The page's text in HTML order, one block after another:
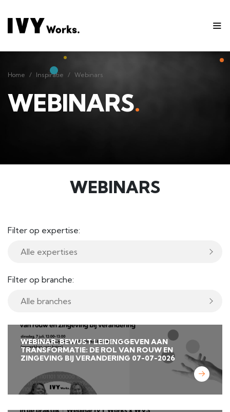
Home Inspiratie Webinars
WEBINARS.
WEBINARS
Filter op expertise:
Filter op branche:
WEBINAR: BEWUST LEIDINGGEVEN AAN
TRANSFORMATIE: DE ROL VAN ROUW EN
ZINGEVING BIJ VERANDERING 07-07-2026